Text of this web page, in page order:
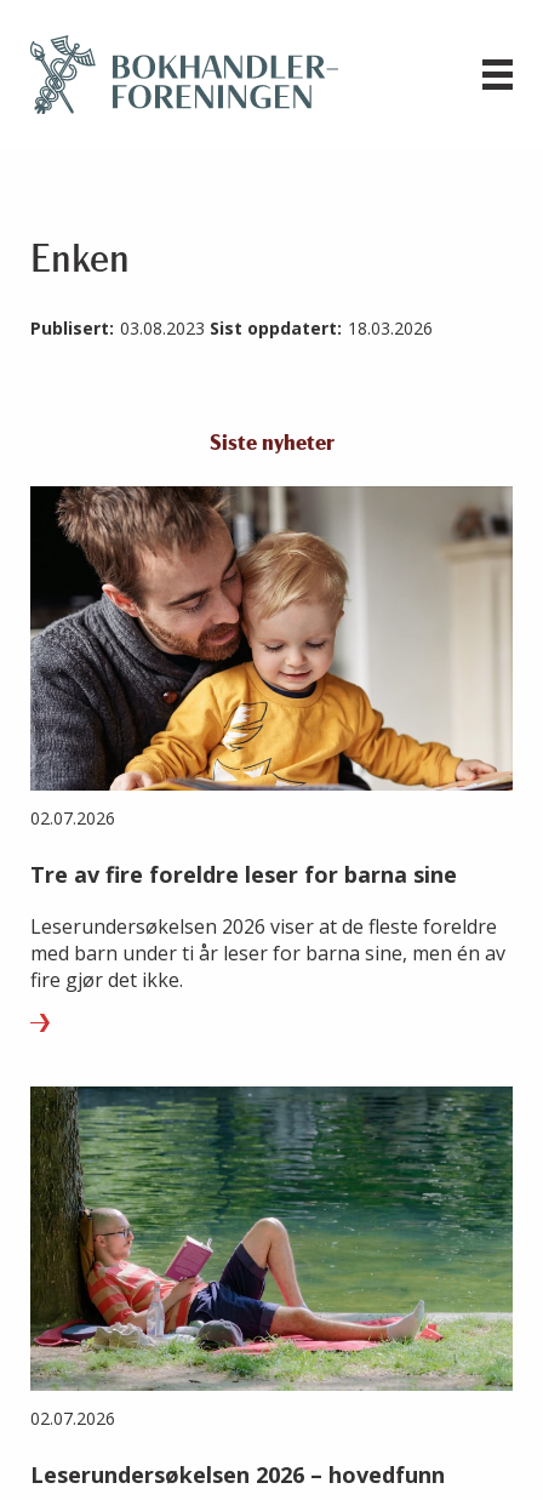
Enken
Publisert: 03.08.2023 Sist oppdatert: 18.03.2026
Siste nyheter
02.07.2026
Tre av fire foreldre leser for barna sine
Leserundersøkelsen 2026 viser at de fleste foreldre
med barn under ti år leser for barna sine, men én av
fire gjør det ikke.
02.07.2026
Leserundersøkelsen 2026 – hovedfunn